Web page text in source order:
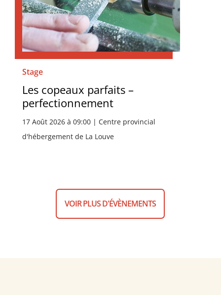
Stage
Les copeaux parfaits –
perfectionnement
17 Août 2026 à 09:00 | Centre provincial
d'hébergement de La Louve
VOIR PLUS D'ÉVÈNEMENTS